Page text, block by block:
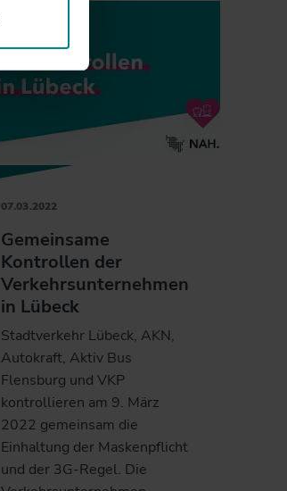
07.03.2022
Gemeinsame
Kontrollen der
Verkehrsunternehmen
in Lübeck
Stadtverkehr Lübeck, AKN,
Autokraft, Aktiv Bus
Flensburg und VKP
kontrollieren am 9. März
2022 gemeinsam die
Einhaltung der Maskenpflicht
und der 3G-Regel. Die